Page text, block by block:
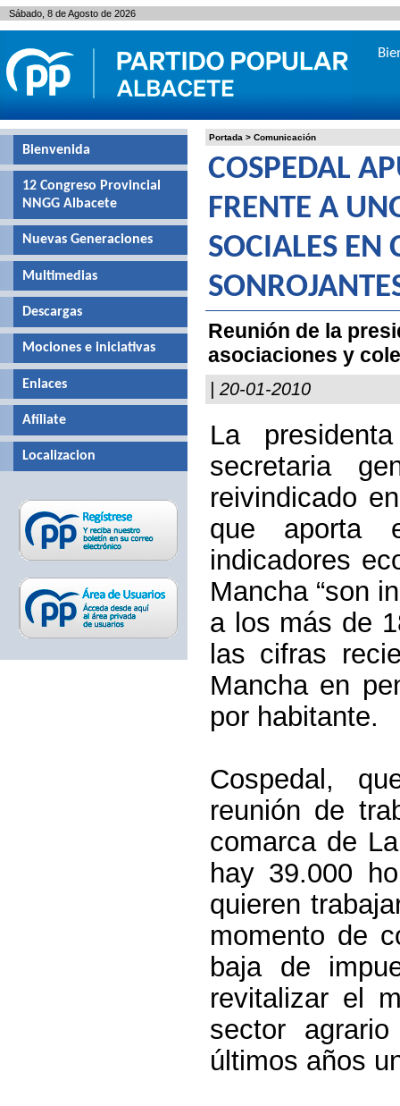
Portada > Comunicación
COSPEDAL
FRENTE A
SOCIALES
Reunión de la
asociaciones y
| 20-01-2010
La
secretaria
reivindicado
que aporta
indicadores
Mancha “son
a los más de
las cifras
Mancha en
por habitante.
Cospedal,
reunión de
comarca de
hay 39.000
quieren
momento de
baja de
revitalizar el
sector
últimos años
Bienvenida
12 Congreso Provincial
NNGG Albacete
Nuevas Generaciones
Multimedias
Descargas
Mociones e iniciativas
Enlaces
Afíliate
Localizacion
Sábado, 8 de Agosto de 2026